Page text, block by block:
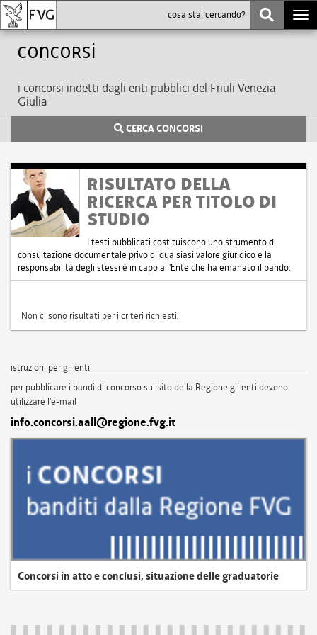
Concorsi
i concorsi indetti dagli enti pubblici del Friuli Venezia
Giulia
CERCA CONCORSI
RISULTATO DELLA
RICERCA PER TITOLO DI
STUDIO
I testi pubblicati costituiscono uno strumento di
consultazione documentale privo di qualsiasi valore giuridico e la
responsabilità degli stessi è in capo all'Ente che ha emanato il bando.
Non ci sono risultati per i criteri richiesti.
istruzioni per gli enti
per pubblicare i bandi di concorso sul sito della Regione gli enti devono
utilizzare l'e-mail
info.concorsi.aall@regione.fvg.it
Concorsi in atto e conclusi, situazione delle graduatorie